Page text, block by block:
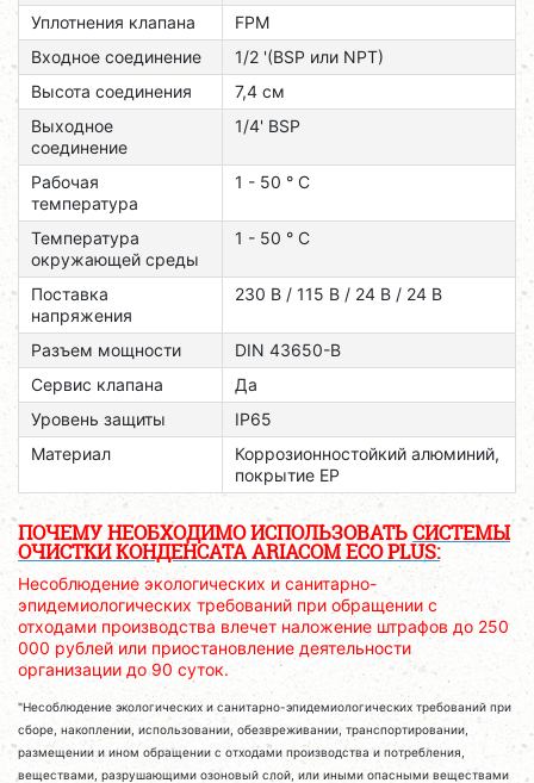
Уплотнения клапана
FPM
Входное соединение
1/2 '(BSP или NPT)
Высота соединения
7,4 см
Выходное
соединение
1/4' BSP
Рабочая
температура
1 - 50 ° C
Температура
окружающей среды
1 - 50 ° C
Поставка
напряжения
230 В / 115 В / 24 В / 24 В
Разъем мощности
DIN 43650-B
Сервис клапана
Да
Уровень защиты
IP65
Материал
Коррозионностойкий алюминий,
покрытие EP
ПОЧЕМУ НЕОБХОДИМО ИСПОЛЬЗОВАТЬСИСТЕМЫ
ОЧИСТКИ КОНДЕНСАТА ARIACOM ECO PLUS:
Несоблюдение экологических и санитарно-
эпидемиологических требований при обращении с
отходами производства влечет наложение штрафов до 250
000 рублей или приостановление деятельности
организации до 90 суток.
"Несоблюдение экологических и санитарно-эпидемиологических требований при
сборе, накоплении, использовании, обезвреживании, транспортировании,
размещении и ином обращении с отходами производства и потребления,
веществами, разрушающими озоновый слой, или иными опасными веществами